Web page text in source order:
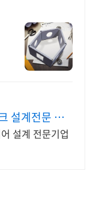
설계전문 기
설계 전문기업